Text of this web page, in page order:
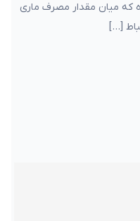
که میان مقدار مصرف ماری
[…]